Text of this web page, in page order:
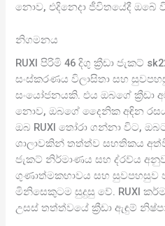
නොව, එදිනෙදා ජීවිතයේදී ඔබේ
නිගමනය
RUXI පිරිමි 46 දිගු ක්‍රීඩා ජැකට්
සංස්කරණය විලාසිතා සහ
සංයෝජනයකි. එය ඔබගේ ක්‍රීඩා
නොව, ඔබගේ දෛනික අඳින රසය
ඔබ RUXI තෝරා ගන්නා විට,
ශාලාවකින් තත්ත්ව සහතිකය
ජැකට් නිර්මාණය සහ ද්රව්ය
ගුණාත්මකභාවය සහ සුවපහසුව
මිනිසෙකුටම සුදුසු වේ. RUXI
උසස් තත්ත්වයේ ක්‍රීඩා ඇඳුම්